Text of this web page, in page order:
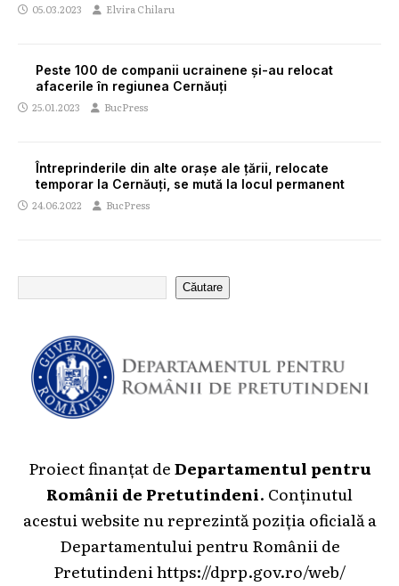
05.03.2023 Elvira Chilaru
Peste 100 de companii ucrainene şi-au relocat
afacerile în regiunea Cernăuţi
25.01.2023 BucPress
Întreprinderile din alte orașe ale țării, relocate
temporar la Cernăuți, se mută la locul permanent
24.06.2022 BucPress
Căutare
Proiect finanțat deDepartamentul pentru
Românii de Pretutindeni. Conținutul
acestui website nu reprezintă poziția oficială a
Departamentului pentru Românii de
Pretutindeni https://dprp.gov.ro/web/